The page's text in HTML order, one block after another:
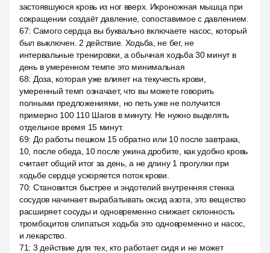
застоявшуюся кровь из ног вверх. Икроножная мышца при
сокращении создаёт давление, сопоставимое с давлением.
67: Самого сердца вы буквально включаете насос, который
был выключен. 2 действие. Ходьба, не бег, не
интервальные тренировки, а обычная ходьба 30 минут в
день в умеренном темпе это минимальная
68: Доза, которая уже влияет на текучесть крови,
умеренный темп означает, что вы можете говорить
полными предложениями, но петь уже не получится
примерно 100 110 Шагов в минуту. Не нужно выделять
отдельное время 15 минут.
69: До работы пешком 15 обратно или 10 после завтрака,
10, после обеда, 10 после ужина дробите, как удобно кровь
считает общий итог за день, а не длину 1 прогулки при
ходьбе сердце ускоряется поток крови.
70: Становится быстрее и эндотелий внутренняя стенка
сосудов начинает вырабатывать оксид азота, это вещество
расширяет сосуды и одновременно снижает склонность
тромбоцитов слипаться ходьба это одновременно и насос,
и лекарство.
71: 3 действие для тех, кто работает сидя и не может